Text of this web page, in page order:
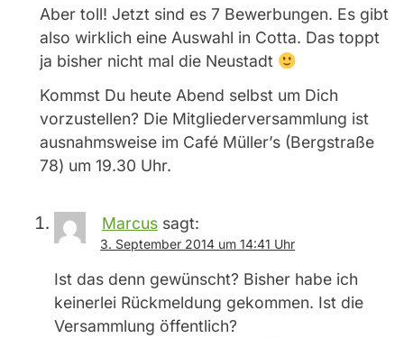
Aber toll! Jetzt sind es 7 Bewerbungen. Es gibt
also wirklich eine Auswahl in Cotta. Das toppt
ja bisher nicht mal die Neustadt
Kommst Du heute Abend selbst um Dich
vorzustellen? Die Mitgliederversammlung ist
ausnahmsweise im Café Müller’s (Bergstraße
78) um 19.30 Uhr.
Marcus sagt:
3. September 2014 um 14:41 Uhr
Ist das denn gewünscht? Bisher habe ich
keinerlei Rückmeldung gekommen. Ist die
Versammlung öffentlich?